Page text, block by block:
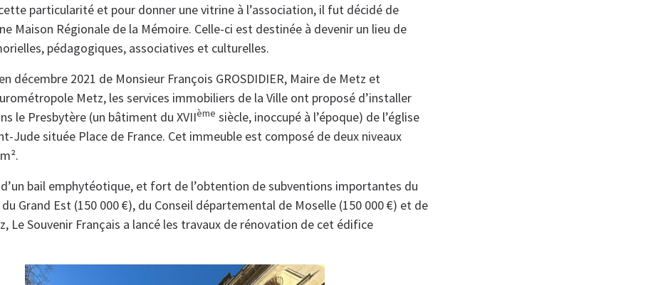
particularité et pour donner une vitrine à l’association, il fut décidé de
Maison Régionale de la Mémoire. Celle-ci est destinée à devenir un lieu de
pédagogiques, associatives et culturelles.
décembre 2021 de Monsieur François GROSDIDIER, Maire de Metz et
Metz, les services immobiliers de la Ville ont proposé d’installer
le Presbytère (un bâtiment du XVIIème siècle, inoccupé à l’époque) de l’église
Jude située Place de France. Cet immeuble est composé de deux niveaux
bail emphytéotique, et fort de l’obtention de subventions importantes du
Grand Est (150 000 €), du Conseil départemental de Moselle (150 000 €) et de
Le Souvenir Français a lancé les travaux de rénovation de cet édifice